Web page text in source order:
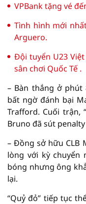
VPBank tặng vé
Tình hình mới
Arguero.
Đội tuyển U23
sân chơi Quốc Tế .
– Bàn thắng ở phút
bất ngờ đánh bại
Trafford. Cuối trận,
Bruno đã sút
– Đồng sở hữu CLB
lòng với kỳ chuyển
bóng nhưng ông
lại.
“Quỷ đỏ” tiếp tục